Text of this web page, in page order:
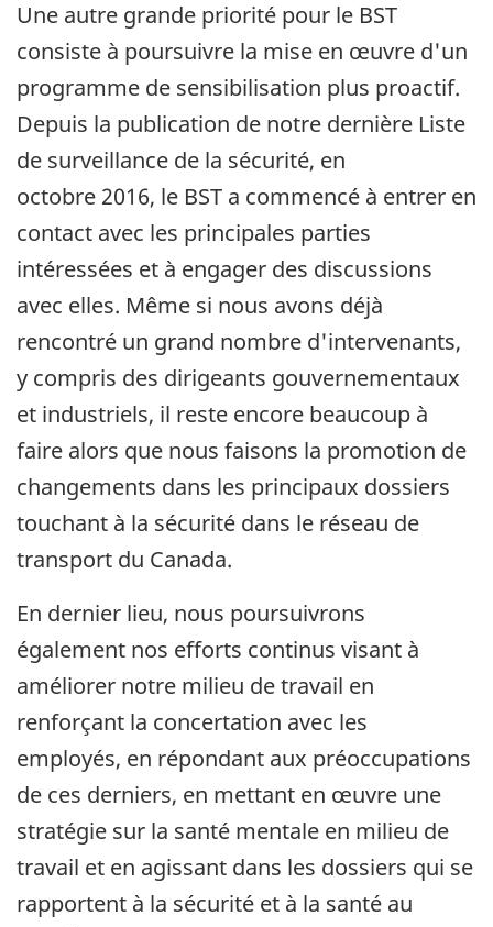
Une autre grande priorité pour le BST
consiste à poursuivre la mise en œuvre d'un
programme de sensibilisation plus proactif.
Depuis la publication de notre dernière Liste
de surveillance de la sécurité, en
octobre 2016, le BST a commencé à entrer en
contact avec les principales parties
intéressées et à engager des discussions
avec elles. Même si nous avons déjà
rencontré un grand nombre d'intervenants,
y compris des dirigeants gouvernementaux
et industriels, il reste encore beaucoup à
faire alors que nous faisons la promotion de
changements dans les principaux dossiers
touchant à la sécurité dans le réseau de
transport du Canada.
En dernier lieu, nous poursuivrons
également nos efforts continus visant à
améliorer notre milieu de travail en
renforçant la concertation avec les
employés, en répondant aux préoccupations
de ces derniers, en mettant en œuvre une
stratégie sur la santé mentale en milieu de
travail et en agissant dans les dossiers qui se
rapportent à la sécurité et à la santé au